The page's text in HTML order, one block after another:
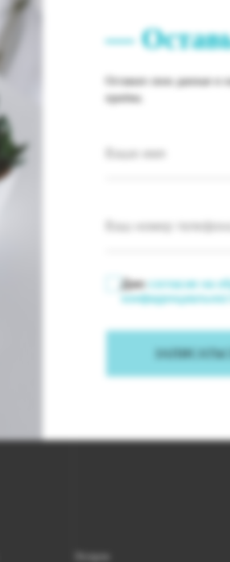
—
Оставьте свои данные
приёма.
Даюсогласие на
Услуги